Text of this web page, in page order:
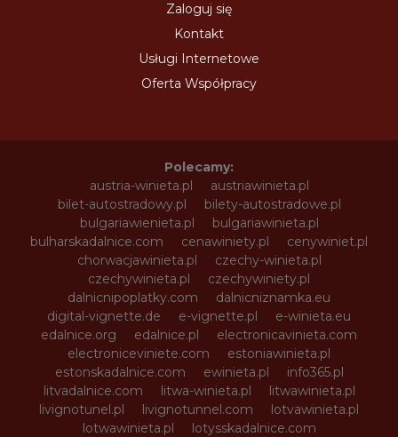
Zaloguj się
Kontakt
Usługi Internetowe
Oferta Współpracy
Polecamy:
austria-winieta.pl
austriawinieta.pl
bilet-autostradowy.pl
bilety-autostradowe.pl
bulgariawienieta.pl
bulgariawinieta.pl
bulharskadalnice.com
cenawiniety.pl
cenywiniet.pl
chorwacjawinieta.pl
czechy-winieta.pl
czechywinieta.pl
czechywiniety.pl
dalnicnipoplatky.com
dalnicniznamka.eu
digital-vignette.de
e-vignette.pl
e-winieta.eu
edalnice.org
edalnice.pl
electronicavinieta.com
electroniceviniete.com
estoniawinieta.pl
estonskadalnice.com
ewinieta.pl
info365.pl
litvadalnice.com
litwa-winieta.pl
litwawinieta.pl
livignotunel.pl
livignotunnel.com
lotvawinieta.pl
lotwawinieta.pl
lotysskadalnice.com